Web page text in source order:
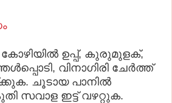
ഉപ്പ്‌, കുരുമുളക്‌,
വിനാഗിരി ചേര്‍ത്ത്‌
ചൂടായ പാനില്‍
സവാള ഇട്ട്‌ വഴറ്റുക.